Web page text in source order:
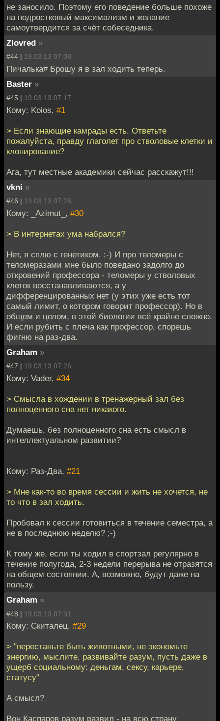
не заносило. Поэтому его поведение больше похоже
на подростковый максимализм и желание
самоутвердится за счёт собеседника.
Zlovred »
#44 | 19.03.13 07:08
Пичалька# Брошу я в зал ходить теперь.
Baster »
#45 | 19.03.13 07:17
Кому: Koios, #1
> Если знающие камрады есть. Ответьте
пожалуйста, правду глаголет про стволовые клетки и
клонирование?
Ага, тут местные академики сейчас расскажут!!!
vkni »
#46 | 19.03.13 07:26
Кому: _Azimut_, #30
> В интернетах ума набрался?
Нет, я сплю с генетиком. :-) И про теломеры с
теломеразами мне было поведано задолго до
откровений профессора - теломеры у стволовых
клеток восстанавливаются, а у
дифференцированных нет (у этих уже есть тот
самый лимит, о котором говорит профессор). Но в
общем и целом, в этой биологии всё крайне сложно.
И если рубить с плеча как профессор, спорешь
фигню на раз-два.
Graham »
#47 | 19.03.13 07:26
Кому: Vader, #34
> Смысла в хождении в тренажерный зал без
полноценного сна нет никакого.
Думаешь, без полноценного сна есть смысл в
интеллектуальном развитии?
Кому: Раз-Два, #21
> Мне как-то во время сессии и жить не хочется, не
то что в зал ходить.
Пробовал к сессии готовиться в течение семестра, а
не в последнюю неделю? ;-)
К тому же, если ты ходил в спортзал регулярно в
течение полугода, 2-3 недели перерыва не отразятся
на общем состоянии. А, возможно, будут даже на
пользу.
Graham »
#48 | 19.03.13 07:31
Кому: Скиталец, #29
> "перестаньте быть животными, не экономьте
энергию, мыслите, развивайте разум, пусть даже в
ущерб социальному: деньгам, сексу, карьере,
статусу"
А смысл?
Вон Каспаров разум развил - на всю страну